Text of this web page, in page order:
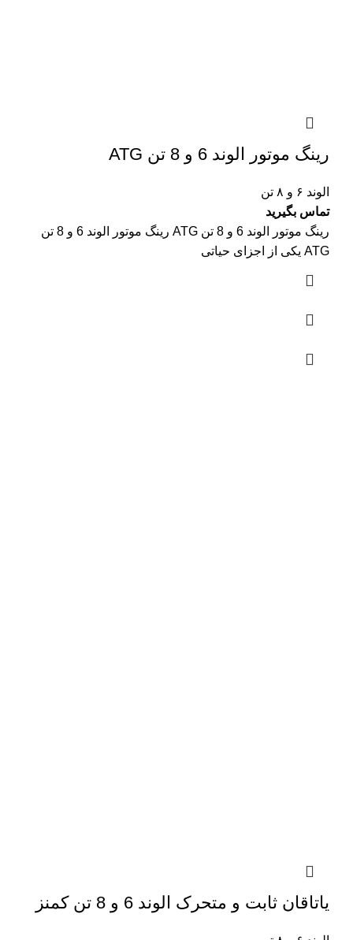
رینگ موتور الوند 6 و 8 تن ATG
الوند ۶ و ۸ تن
تماس بگیرید
رینگ موتور الوند 6 و 8 تن ATG رینگ موتور الوند 6 و 8 تن
ATG یکی از اجزای حیاتی
یاتاقان ثابت و متحرک الوند 6 و 8 تن کمنز